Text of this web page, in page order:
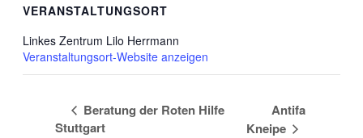
VERANSTALTUNGSORT
Linkes Zentrum Lilo Herrmann
Veranstaltungsort-Website anzeigen
Beratung der Roten Hilfe
Stuttgart
Antifa
Kneipe